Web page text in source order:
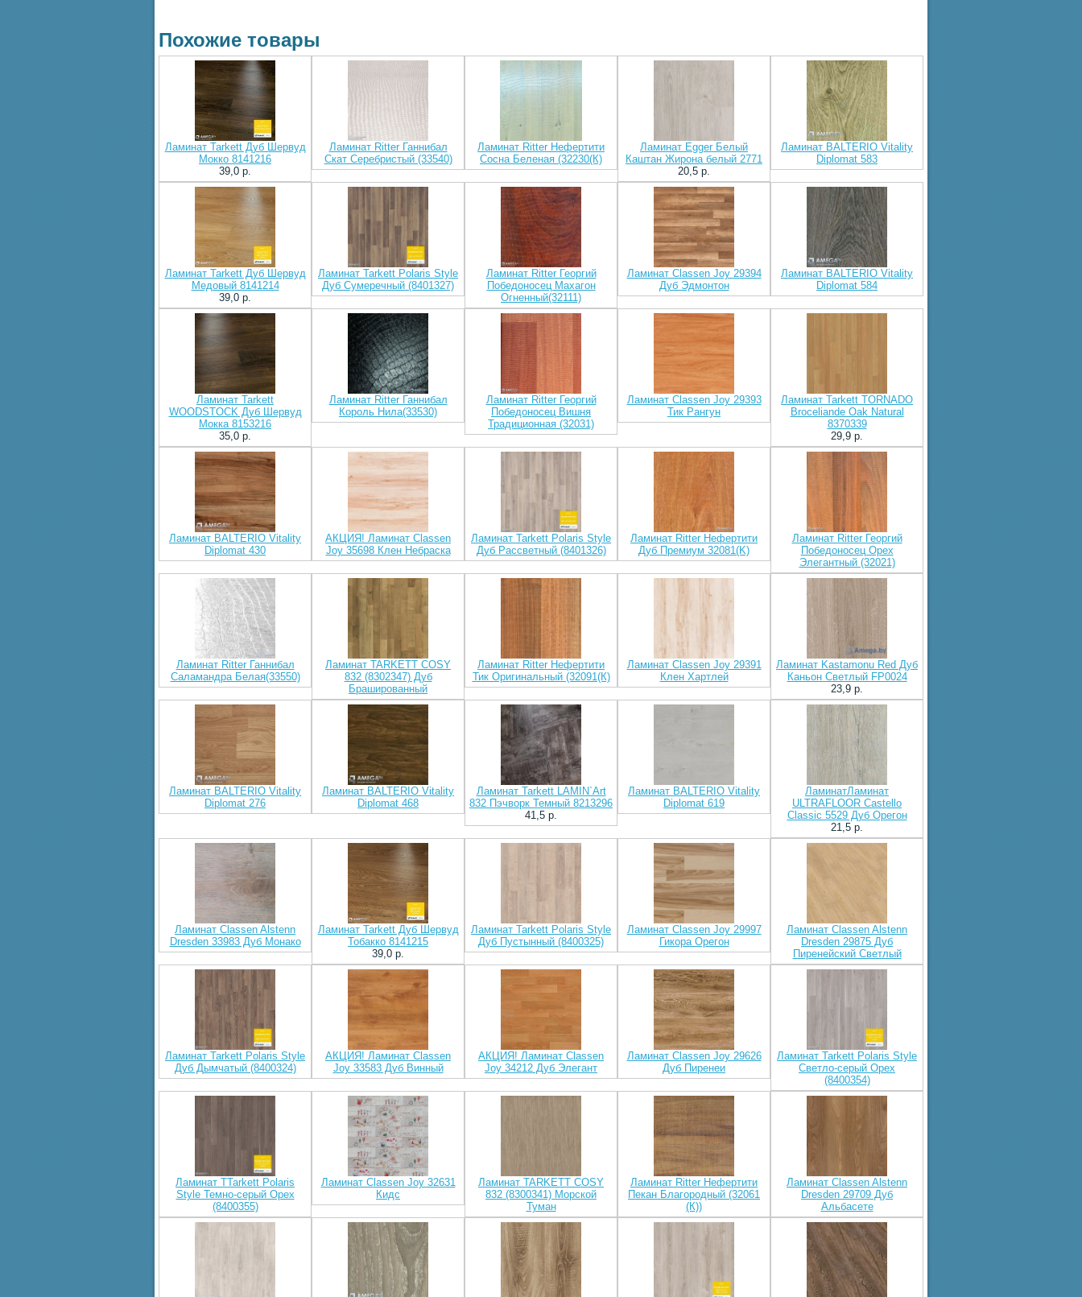
Похожие товары
Ламинат Tarkett Дуб Шервуд
Мокко 8141216
39,0 p.
Ламинат Ritter Ганнибал
Скат Серебристый (33540)
Ламинат Ritter Нефертити
Сосна Беленая (32230(К)
Ламинат Egger Белый
Каштан Жирона белый 2771
20,5 p.
Ламинат BALTERIO Vitality
Diplomat 583
Ламинат Tarkett Дуб Шервуд
Медовый 8141214
39,0 p.
Ламинат Tarkett Polaris Style
Дуб Сумеречный (8401327)
Ламинат Ritter Георгий
Победоносец Махагон
Огненный(32111)
Ламинат Classen Joy 29394
Дуб Эдмонтон
Ламинат BALTERIO Vitality
Diplomat 584
Ламинат Tarkett
WOODSTOCK Дуб Шервуд
Мокка 8153216
35,0 p.
Ламинат Ritter Ганнибал
Король Нила(33530)
Ламинат Ritter Георгий
Победоносец Вишня
Традиционная (32031)
Ламинат Classen Joy 29393
Тик Рангун
Ламинат Tarkett TORNADO
Broceliande Oak Natural
8370339
29,9 p.
Ламинат BALTERIO Vitality
Diplomat 430
АКЦИЯ! Ламинат Classen
Joy 35698 Клен Небраска
Ламинат Tarkett Polaris Style
Дуб Рассветный (8401326)
Ламинат Ritter Нефертити
Дуб Премиум 32081(K)
Ламинат Ritter Георгий
Победоносец Орех
Элегантный (32021)
Ламинат Ritter Ганнибал
Саламандра Белая(33550)
Ламинат TARKETT COSY
832 (8302347) Дуб
Брашированный
Ламинат Ritter Нефертити
Тик Оригинальный (32091(К)
Ламинат Classen Joy 29391
Клен Хартлей
Ламинат Kastamonu Red Дуб
Каньон Светлый FP0024
23,9 p.
Ламинат BALTERIO Vitality
Diplomat 276
Ламинат BALTERIO Vitality
Diplomat 468
Ламинат Tarkett LAMIN`Art
832 Пэчворк Темный 8213296
41,5 p.
Ламинат BALTERIO Vitality
Diplomat 619
ЛаминатЛаминат
ULTRAFLOOR Castello
Classic 5529 Дуб Орегон
21,5 p.
Ламинат Classen Alstenn
Dresden 33983 Дуб Монако
Ламинат Tarkett Дуб Шервуд
Тобакко 8141215
39,0 p.
Ламинат Tarkett Polaris Style
Дуб Пустынный (8400325)
Ламинат Classen Joy 29997
Гикора Орегон
Ламинат Classen Alstenn
Dresden 29875 Дуб
Пиренейский Светлый
Ламинат Tarkett Polaris Style
Дуб Дымчатый (8400324)
АКЦИЯ! Ламинат Classen
Joy 33583 Дуб Винный
АКЦИЯ! Ламинат Classen
Joy 34212 Дуб Элегант
Ламинат Classen Joy 29626
Дуб Пиренеи
Ламинат Tarkett Polaris Style
Светло-серый Орех
(8400354)
Ламинат TTarkett Polaris
Style Темно-серый Орех
(8400355)
Ламинат Classen Joy 32631
Кидс
Ламинат TARKETT COSY
832 (8300341) Морской
Туман
Ламинат Ritter Нефертити
Пекан Благородный (32061
(К))
Ламинат Classen Alstenn
Dresden 29709 Дуб
Альбасете